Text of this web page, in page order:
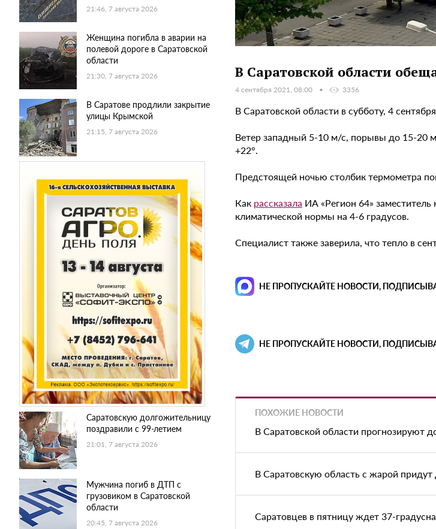
21:46, 7 августа 2026
Женщина погибла в аварии на
полевой дороге в Саратовской
области
21:30, 7 августа 2026
В Саратове продлили закрытие
улицы Крымской
21:15, 7 августа 2026
Саратовскую долгожительницу
поздравили с 99-летием
21:01, 7 августа 2026
Мужчина погиб в ДТП с
грузовиком в Саратовской
области
20:45, 7 августа 2026
В Саратовской области
4 сентября 2021, 08:00 3356
В Саратовской области в субботу, 4
Ветер западный 5-10 м/с, порывы до 15-20
+22°.
Предстоящей ночью столбик термометра
Как рассказала ИА «Регион 64»
климатической нормы на 4-6 градусов.
Специалист также заверила, что тепло в
НЕ ПРОПУСКАЙТЕ НОВОСТИ,
НЕ ПРОПУСКАЙТЕ НОВОСТИ,
ПОХОЖИЕ НОВОСТИ
В Саратовской области прогнозируют
В Саратовскую область с жарой
Саратовцев в пятницу ждет 37-